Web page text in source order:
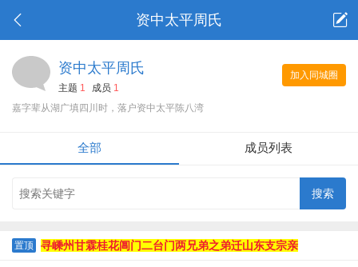
资中太平周氏
加入同城圈
资中太平周氏
主题 1 成员 1
嘉字辈从湖广填四川时，落户资中太平陈八湾
全部 成员列表
置顶 寻嵊州甘霖桂花阊门二台门两兄弟之弟迁山东支宗亲